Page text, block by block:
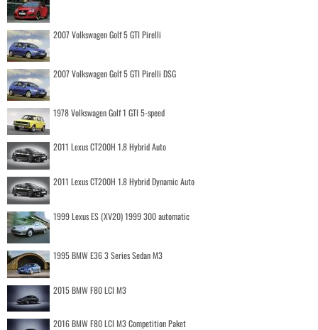
2007 Volkswagen Golf 5 GTI Pirelli
2007 Volkswagen Golf 5 GTI Pirelli DSG
1978 Volkswagen Golf 1 GTI 5-speed
2011 Lexus CT200H 1.8 Hybrid Auto
2011 Lexus CT200H 1.8 Hybrid Dynamic Auto
1999 Lexus ES (XV20) 1999 300 automatic
1995 BMW E36 3 Series Sedan M3
2015 BMW F80 LCI M3
2016 BMW F80 LCI M3 Competition Paket